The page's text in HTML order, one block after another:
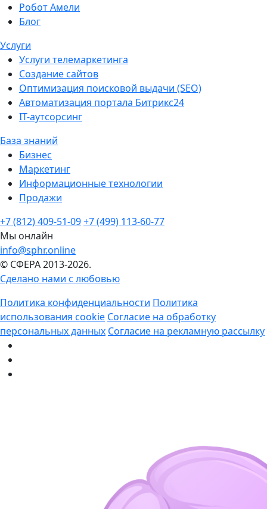
Робот Амели
Блог
Услуги
Услуги телемаркетинга
Создание сайтов
Оптимизация поисковой выдачи (SEO)
Автоматизация портала Битрикс24
IT-аутсорсинг
База знаний
Бизнес
Маркетинг
Информационные технологии
Продажи
+7 (812) 409-51-09+7 (499) 113-60-77
Мы онлайн
info@sphr.online
© СФЕРА 2013-2026.
Сделано нами с любовью
Политика конфиденциальности Политика
использования cookie Согласие на обработку
персональных данных Согласие на рекламную рассылку